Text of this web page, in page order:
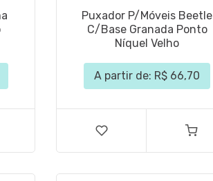
Puxador P/Móveis Beetle
C/Base Granada Ponto
Níquel Velho
A partir de: R$ 66,70